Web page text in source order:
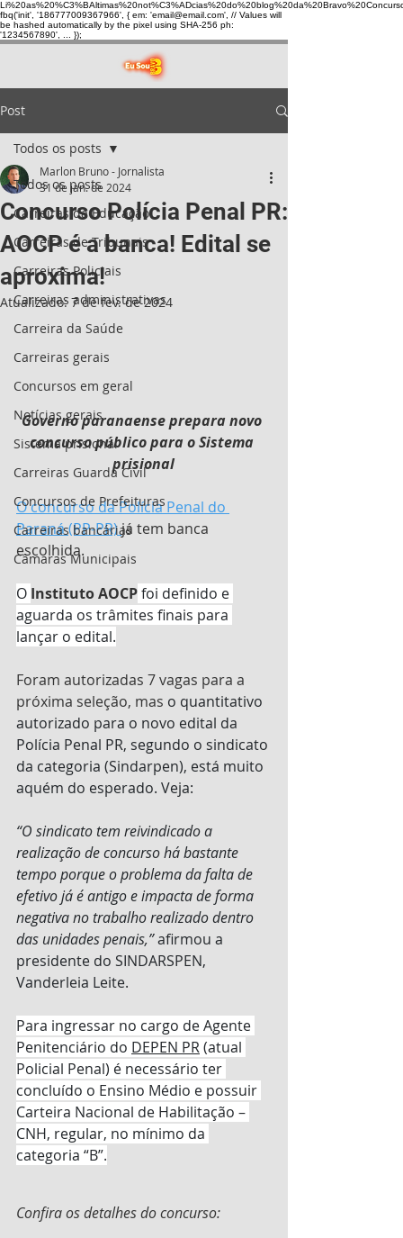
fbq('init', '186777009367966', { em: 'email@email.com', // Values will
be hashed automatically by the pixel using SHA-256 ph:
'1234567890', ... });
Post
Todos os posts
Carreiras da Educação
Carreiras de Tribunais
Carreiras Policiais
Carreiras administrativas
Carreira da Saúde
Carreiras gerais
Concursos em geral
Notícias gerais
Sistema prisional
Carreiras Guarda Civil
Concursos de Prefeituras
Carreiras bancárias
Câmaras Municipais
Todos os posts
Concurso Polícia Penal PR:
AOCP é a banca! Edital se
aproxima!
Marlon Bruno - Jornalista
31 de jan. de 2024
Atualizado:7 de fev. de 2024
Governo paranaense prepara novo
concurso público para o Sistema
prisional
O concurso da Polícia Penal do
Paraná (PP-PR)já tem banca
escolhida.
O Instituto AOCP foi definido e
aguarda os trâmites finais para
lançar o edital.
Foram autorizadas 7 vagas para a
próxima seleção, mas o quantitativo
autorizado para o novo edital da
Polícia Penal PR, segundo o sindicato
da categoria (Sindarpen), está muito
aquém do esperado. Veja:
“O sindicato tem reivindicado a
realização de concurso há bastante
tempo porque o problema da falta de
efetivo já é antigo e impacta de forma
negativa no trabalho realizado dentro
das unidades penais,” afirmou a
presidente do SINDARSPEN,
Vanderleia Leite.
Para ingressar no cargo de Agente
Penitenciário do DEPEN PR (atual
Policial Penal) é necessário ter
concluído o Ensino Médio e possuir
Carteira Nacional de Habilitação –
CNH, regular, no mínimo da
categoria “B”.
Confira os detalhes do concurso: